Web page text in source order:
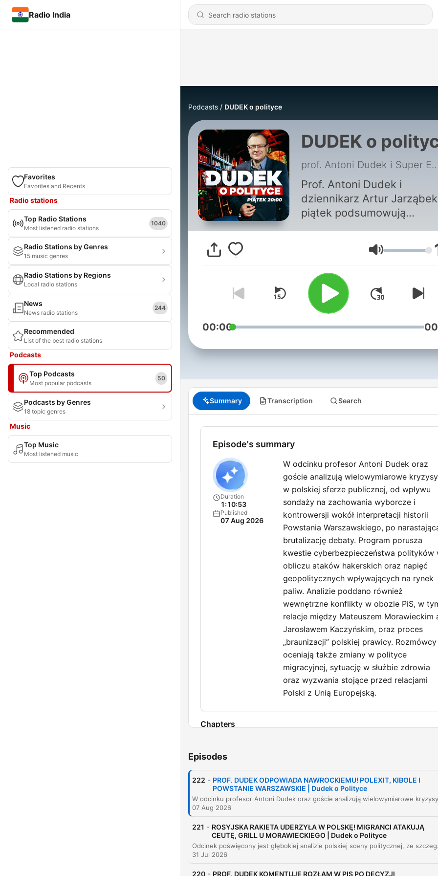
Radio India
Favorites
Favorites and Recents
Radio stations
Top Radio Stations
Most listened radio stations
1040
Radio Stations by Genres
15 music genres
Radio Stations by Regions
Local radio stations
News
News radio stations
244
Recommended
List of the best radio stations
Podcasts
Top Podcasts
Most popular podcasts
50
Podcasts by Genres
18 topic genres
Music
Top Music
Most listened music
Podcasts DUDEK o polityce
DUDEK o
prof. Antoni Dudek i
Prof. Antoni Dudek i
dziennikarz Artur
piątek podsumowują
najważniejsze wydarzenia i
prognozując kolejne ruchy
graczy sceny politycznej.
Zapraszamy do słuchania i
komentowania.
Volume
00:00
Summary Transcription Search
Episode's summary
Duration
1:10:53
Published
07 Aug 2026
W odcinku profesor Antoni Dudek oraz
goście analizują wielowymiarowe kryzysy
w polskiej sferze publicznej, od wpływu
sondaży na zachowania wyborcze i
kontrowersji wokół interpretacji historii
Powstania Warszawskiego, po
brutalizację debaty. Program porusza
kwestie cyberbezpieczeństwa polityków
obliczu ataków hakerskich oraz napięć
geopolitycznych wpływających na rynek
paliw. Analizie poddano również
wewnętrzne konflikty w obozie PiS, w
relacje między Mateuszem Morawieckim
Jarosławem Kaczyńskim, oraz proces
„braunizacji” polskiej prawicy. Rozmówcy
oceniają także zmiany w polityce
migracyjnej, sytuację w służbie zdrowia
oraz wyzwania stojące przed relacjami
Polski z Unią Europejską.
Chapters
00:14:36 Cyberbezpieczeństwo polityków i ataki
00:17:27
00:21:05 Kontrowersje wokół ułaskawień prezydenckich
00:24:57
Nowe inicjatywy polityczne Mateusza
Episodes
222 - PROF. DUDEK ODPOWIADA NAWROCKIEMU! POLEXIT, KIBOLE I
POWSTANIE WARSZAWSKIE | Dudek o Polityce
07 Aug 2026
221 - ROSYJSKA RAKIETA UDERZYŁA W POLSKĘ! MIGRANCI ATAKUJĄ
CEUTĘ, GRILL U MORAWIECKIEGO | Dudek o Polityce
Odcinek poświęcony jest głębokiej analizie polskiej sceny politycznej, ze
31 Jul 2026
220 - PROF. DUDEK KOMENTUJE ROZŁAM W PIS PO DECYZJI